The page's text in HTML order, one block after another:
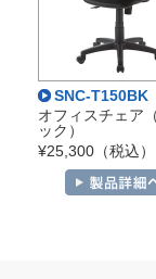
SNC-T150BK
オフィスチェア
ック）
¥25,300（税込）